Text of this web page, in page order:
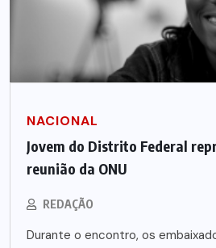
NACIONAL
Jovem do Distrito Federal
reunião da ONU
REDAÇÃO
Durante o encontro, os